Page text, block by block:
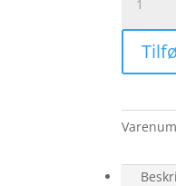
8605K
Toner
black
30K
Kyocera
TASKalfa
antal